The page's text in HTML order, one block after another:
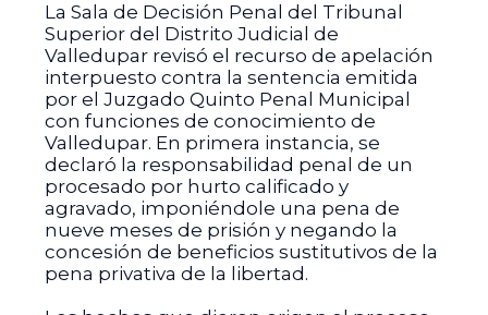
La Sala de Decisión Penal del Tribunal
Superior del Distrito Judicial de
Valledupar revisó el recurso de apelación
interpuesto contra la sentencia emitida
por el Juzgado Quinto Penal Municipal
con funciones de conocimiento de
Valledupar. En primera instancia, se
declaró la responsabilidad penal de un
procesado por hurto calificado y
agravado, imponiéndole una pena de
nueve meses de prisión y negando la
concesión de beneficios sustitutivos de la
pena privativa de la libertad.